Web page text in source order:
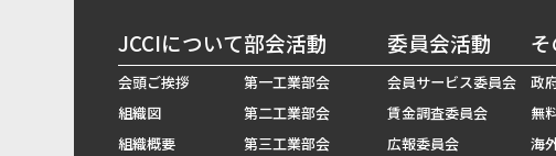
JCCIについて
会頭ご挨拶
組織図
組織概要
部会活動
第一工業部会
第二工業部会
第三工業部会
委員会活動
会員サービス委員会
賃金調査委員会
広報委員会
政
無
海